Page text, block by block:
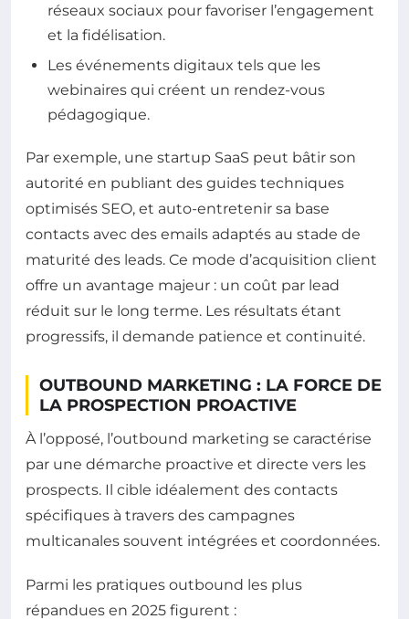
réseaux sociaux pour favoriser l’engagement
et la fidélisation.
Les événements digitaux tels que les
webinaires qui créent un rendez-vous
pédagogique.
Par exemple, une startup SaaS peut bâtir son
autorité en publiant des guides techniques
optimisés SEO, et auto-entretenir sa base
contacts avec des emails adaptés au stade de
maturité des leads. Ce mode d’acquisition client
offre un avantage majeur : un coût par lead
réduit sur le long terme. Les résultats étant
progressifs, il demande patience et continuité.
OUTBOUND MARKETING : LA FORCE DE
LA PROSPECTION PROACTIVE
À l’opposé, l’outbound marketing se caractérise
par une démarche proactive et directe vers les
prospects. Il cible idéalement des contacts
spécifiques à travers des campagnes
multicanales souvent intégrées et coordonnées.
Parmi les pratiques outbound les plus
répandues en 2025 figurent :